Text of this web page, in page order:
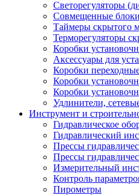
Светорегуляторы
Совмещенные
Таймеры скрытого
Терморегуляторы
Коробки
Аксессуары для
Коробки
Коробки
Коробки
Удлинители,
Инструмент и
Гидравлическое
Гидравлический
Прессы
Прессы
Измерительный
Контроль
Пирометры